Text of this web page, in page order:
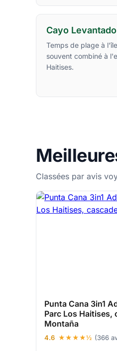
Cayo Levantado
Temps de plage à
souvent combiné à
Haitises.
Classées par avis
Punta Cana 3in1
Parc Los Haitises,
Montaña
4.6 ★★★★½ (366